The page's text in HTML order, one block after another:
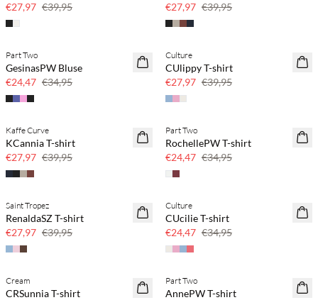
€27,97 €39,95
€27,97 €39,95
SAVE20
Part Two
GesinasPW Bluse
€24,47 €34,95
SAVE20
30 % Rabatt
Culture
CUlippy T-shirt
€27,97 €39,95
SAVE20
Kaffe Curve
KCannia T-shirt
€27,97 €39,95
SAVE20
Part Two
RochellePW T-shirt
€24,47 €34,95
SAVE20
Saint Tropez
RenaldaSZ T-shirt
€27,97 €39,95
SAVE20
Culture
CUcilie T-shirt
€24,47 €34,95
SAVE20
Cream
CRSunnia T-shirt
SAVE20
Part Two
AnnePW T-shirt